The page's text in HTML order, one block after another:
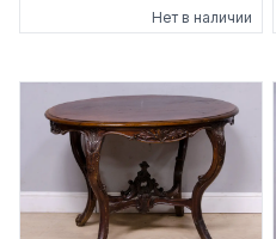
Нет в наличии